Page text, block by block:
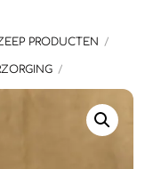
PRODUCTEN